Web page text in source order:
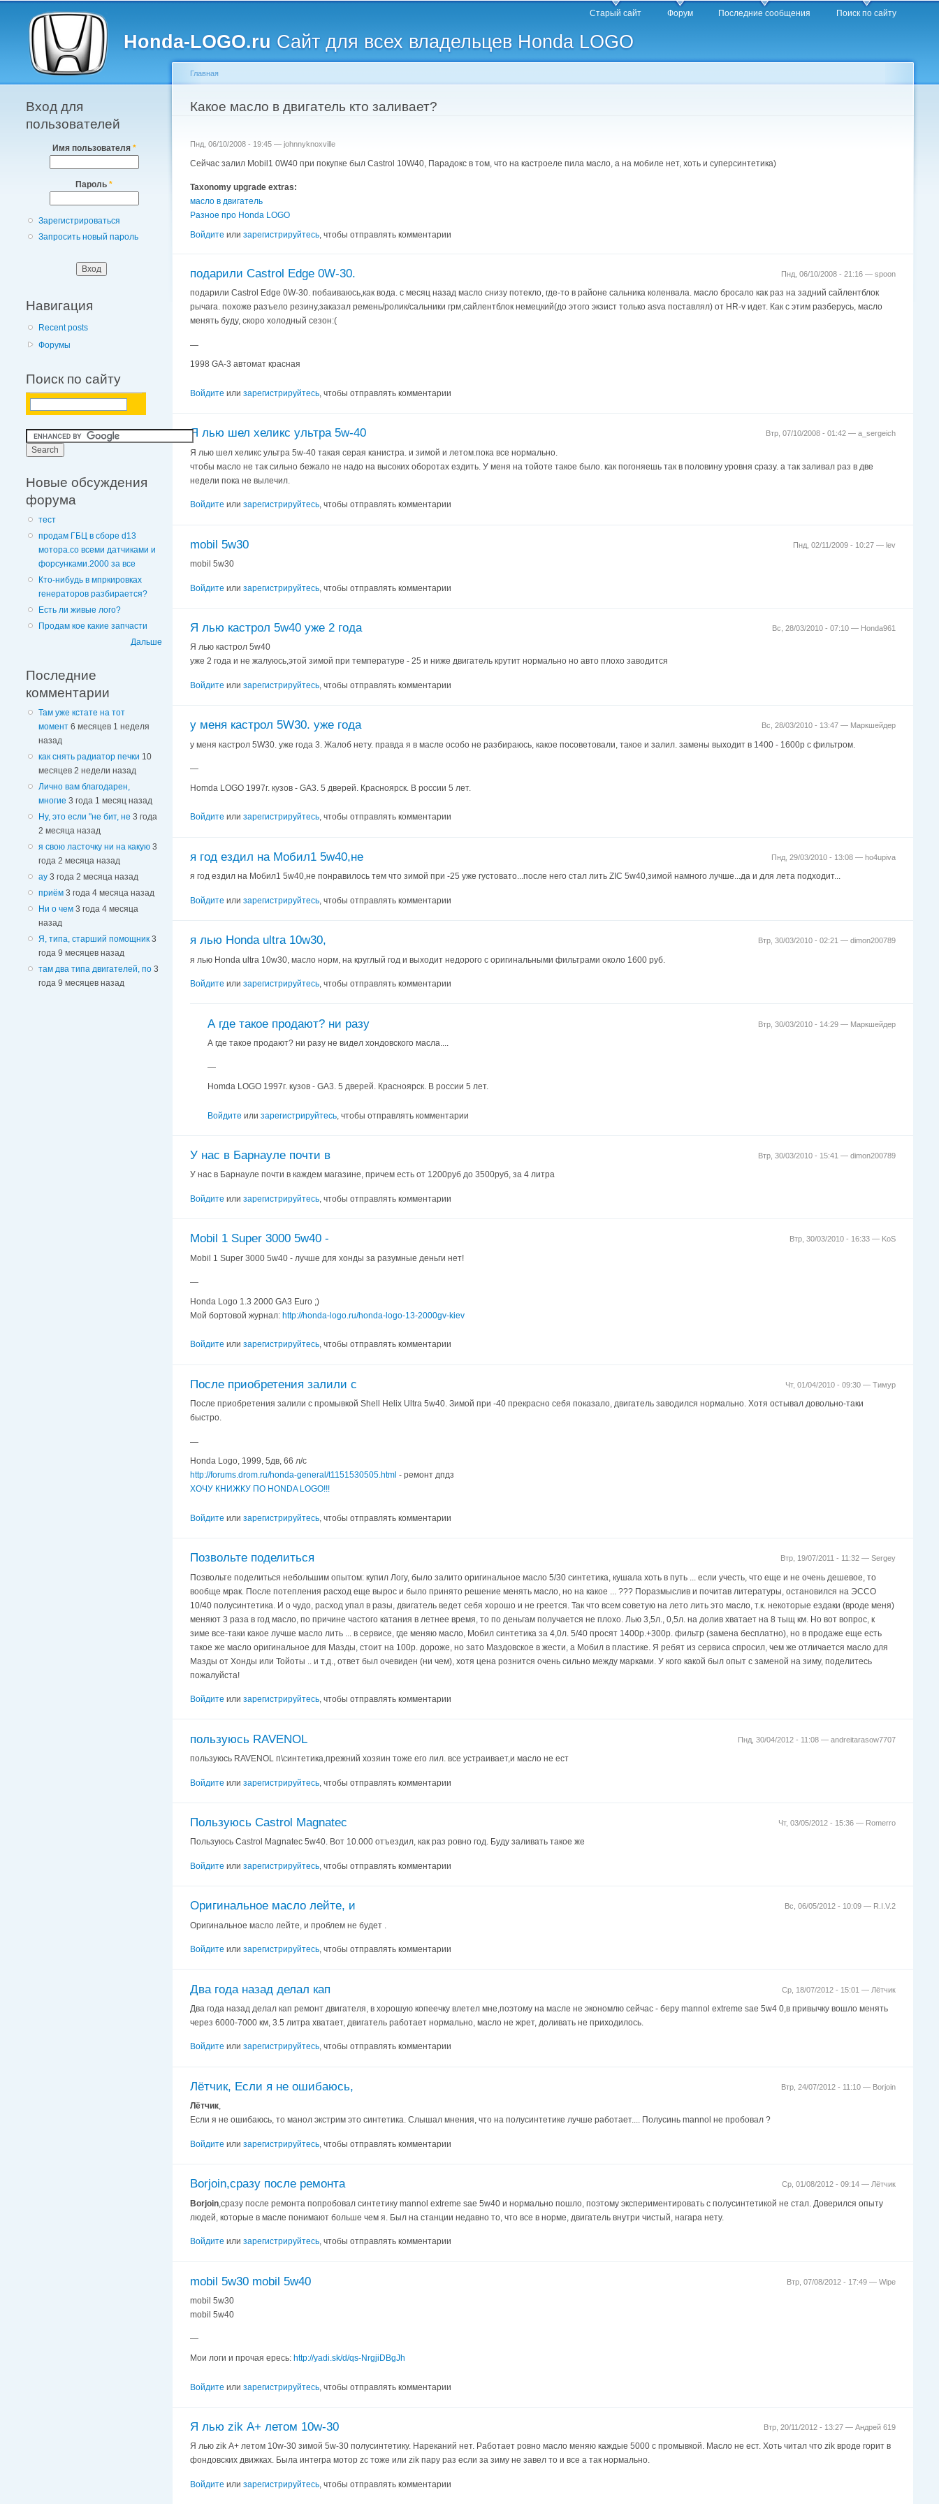
Honda-LOGO.ru Сайт для всех владельцев Honda LOGO
Главное меню Старый сайт Форум Последние сообщения Поиск по сайту
Вход для
пользователей
Имя пользователя *
Пароль *
Зарегистрироваться
Запросить новый пароль
Навигация
Recent posts
Форумы
Поиск по сайту
Новые обсуждения
форума
тест
продам ГБЦ в сборе d13
мотора.со всеми датчиками и
форсунками.2000 за все
Кто-нибудь в мпркировках
генераторов разбирается?
Есть ли живые лого?
Продам кое какие запчасти
Дальше
Последние
комментарии
Там уже кстате на тот
момент 6 месяцев 1 неделя
назад
как снять радиатор печки 10
месяцев 2 недели назад
Лично вам благодарен,
многие 3 года 1 месяц назад
Ну, это если "не бит, не 3 года
2 месяца назад
я свою ласточку ни на какую 3
года 2 месяца назад
ау 3 года 2 месяца назад
приём 3 года 4 месяца назад
Ни о чем 3 года 4 месяца
назад
Я, типа, старший помощник 3
года 9 месяцев назад
там два типа двигателей, по 3
года 9 месяцев назад
Вы здесь
Главная
Какое масло в двигатель кто заливает?
Пнд, 06/10/2008 - 19:45 — johnnyknoxville
Сейчас залил Mobil1 0W40 при покупке был Castrol 10W40, Парадокс в том, что на кастроеле пила масло, а на мобиле нет, хоть и суперсинтетика)
Taxonomy upgrade extras:
масло в двигатель
Разное про Honda LOGO
Войдите или зарегистрируйтесь , чтобы отправлять комментарии
Пнд, 06/10/2008 - 21:16 — spoon
подарили Castrol Edge 0W-30.
подарили Castrol Edge 0W-30. побаиваюсь,как вода. с месяц назад масло снизу потекло, где-то в районе сальника коленвала. масло бросало как раз на задний сайлентблок
рычага. похоже разъело резину,заказал ремень/ролик/сальники грм,сайлентблок немецкий(до этого экзист только asva поставлял) от HR-v идет. Как с этим разберусь, масло
менять буду, скоро холодный сезон:(
—
1998 GA-3 автомат красная
Войдите или зарегистрируйтесь, чтобы отправлять комментарии
Втр, 07/10/2008 - 01:42 — a_sergeich
Я лью шел хеликс ультра 5w-40
Я лью шел хеликс ультра 5w-40 такая серая канистра. и зимой и летом.пока все нормально.
чтобы масло не так сильно бежало не надо на высоких оборотах ездить. У меня на тойоте такое было. как погоняешь так в половину уровня сразу. а так заливал раз в две
недели пока не вылечил.
Войдите или зарегистрируйтесь, чтобы отправлять комментарии
Пнд, 02/11/2009 - 10:27 — lev
mobil 5w30
mobil 5w30
Войдите или зарегистрируйтесь , чтобы отправлять комментарии
Вс, 28/03/2010 - 07:10 — Honda961
Я лью кастрол 5w40 уже 2 года
Я лью кастрол 5w40
уже 2 года и не жалуюсь,этой зимой при температуре - 25 и ниже двигатель крутит нормально но авто плохо заводится
Войдите или зарегистрируйтесь, чтобы отправлять комментарии
Вс, 28/03/2010 - 13:47 — Маркшейдер
у меня кастрол 5W30. уже года
у меня кастрол 5W30. уже года 3. Жалоб нету. правда я в масле особо не разбираюсь, какое посоветовали, такое и залил. замены выходит в 1400 - 1600р с фильтром.
—
Homda LOGO 1997г. кузов - GA3. 5 дверей. Красноярск. В россии 5 лет.
Войдите или зарегистрируйтесь, чтобы отправлять комментарии
Пнд, 29/03/2010 - 13:08 — ho4upiva
я год ездил на Мобил1 5w40,не
я год ездил на Мобил1 5w40,не понравилось тем что зимой при -25 уже густовато...после него стал лить ZIC 5w40,зимой намного лучше...да и для лета подходит...
Войдите или зарегистрируйтесь , чтобы отправлять комментарии
Втр, 30/03/2010 - 02:21 — dimon200789
я лью Honda ultra 10w30,
я лью Honda ultra 10w30, масло норм, на круглый год и выходит недорого с оригинальными фильтрами около 1600 руб.
Войдите или зарегистрируйтесь, чтобы отправлять комментарии
Втр, 30/03/2010 - 14:29 — Маркшейдер
А где такое продают? ни разу
А где такое продают? ни разу не видел хондовского масла....
—
Homda LOGO 1997г. кузов - GA3. 5 дверей. Красноярск. В россии 5 лет.
Войдите или зарегистрируйтесь , чтобы отправлять комментарии
Втр, 30/03/2010 - 15:41 — dimon200789
У нас в Барнауле почти в
У нас в Барнауле почти в каждем магазине, причем есть от 1200руб до 3500руб, за 4 литра
Войдите или зарегистрируйтесь, чтобы отправлять комментарии
Втр, 30/03/2010 - 16:33 — KoS
Mobil 1 Super 3000 5w40 -
Mobil 1 Super 3000 5w40 - лучше для хонды за разумные деньги нет!
—
Honda Logo 1.3 2000 GA3 Euro ;)
Мой бортовой журнал: http://honda-logo.ru/honda-logo-13-2000gv-kiev
Войдите или зарегистрируйтесь, чтобы отправлять комментарии
Чт, 01/04/2010 - 09:30 — Тимур
После приобретения залили с
После приобретения залили с промывкой Shell Helix Ultra 5w40. Зимой при -40 прекрасно себя показало, двигатель заводился нормально. Хотя остывал довольно-таки
быстро.
—
Honda Logo, 1999, 5дв, 66 л/с
http://forums.drom.ru/honda-general/t1151530505.html - ремонт дпдз
ХОЧУ КНИЖКУ ПО HONDA LOGO!!!
Войдите или зарегистрируйтесь, чтобы отправлять комментарии
Втр, 19/07/2011 - 11:32 — Sergey
Позвольте поделиться
Позвольте поделиться небольшим опытом: купил Логу, было залито оригинальное масло 5/30 синтетика, кушала хоть в путь ... если учесть, что еще и не очень дешевое, то
вообще мрак. После потепления расход еще вырос и было принято решение менять масло, но на какое ... ??? Поразмыслив и почитав литературы, остановился на ЭССО
10/40 полусинтетика. И о чудо, расход упал в разы, двигатель ведет себя хорошо и не греется. Так что всем советую на лето лить это масло, т.к. некоторые ездаки (вроде меня)
меняют 3 раза в год масло, по причине частого катания в летнее время, то по деньгам получается не плохо. Лью 3,5л., 0,5л. на долив хватает на 8 тыщ км. Но вот вопрос, к
зиме все-таки какое лучше масло лить ... в сервисе, где меняю масло, Мобил синтетика за 4,0л. 5/40 просят 1400р.+300р. фильтр (замена бесплатно), но в продаже еще есть
такое же масло оригинальное для Мазды, стоит на 100р. дороже, но зато Маздовское в жести, а Мобил в пластике. Я ребят из сервиса спросил, чем же отличается масло для
Мазды от Хонды или Тойоты .. и т.д., ответ был очевиден (ни чем), хотя цена рознится очень сильно между марками. У кого какой был опыт с заменой на зиму, поделитесь
пожалуйста!
Войдите или зарегистрируйтесь, чтобы отправлять комментарии
Пнд, 30/04/2012 - 11:08 — andreitarasow7707
пользуюсь RAVENOL
пользуюсь RAVENOL п\синтетика,прежний хозяин тоже его лил. все устраивает,и масло не ест
Войдите или зарегистрируйтесь , чтобы отправлять комментарии
Чт, 03/05/2012 - 15:36 — Romerro
Пользуюсь Castrol Magnatec
Пользуюсь Castrol Magnatec 5w40. Вот 10.000 отъездил, как раз ровно год. Буду заливать такое же
Войдите или зарегистрируйтесь, чтобы отправлять комментарии
Вс, 06/05/2012 - 10:09 — R.I.V.2
Оригинальное масло лейте, и
Оригинальное масло лейте, и проблем не будет .
Войдите или зарегистрируйтесь, чтобы отправлять комментарии
Ср, 18/07/2012 - 15:01 — Лётчик
Два года назад делал кап
Два года назад делал кап ремонт двигателя, в хорошую копеечку влетел мне,поэтому на масле не экономлю сейчас - беру mannol extreme sae 5w4 0,в привычку вошло менять
через 6000-7000 км, 3.5 литра хватает, двигатель работает нормально, масло не жрет, доливать не приходилось.
Войдите или зарегистрируйтесь, чтобы отправлять комментарии
Втр, 24/07/2012 - 11:10 — Borjoin
Лётчик, Если я не ошибаюсь,
Лётчик,
Если я не ошибаюсь, то манол экстрим это синтетика. Слышал мнения, что на полусинтетике лучше работает.... Полусинь mannol не пробовал ?
Войдите или зарегистрируйтесь, чтобы отправлять комментарии
Ср, 01/08/2012 - 09:14 — Лётчик
Borjoin,сразу после ремонта
Borjoin ,сразу после ремонта попробовал синтетику mannol extreme sae 5w40 и нормально пошло, поэтому экспериментировать с полусинтетикой не стал. Доверился опыту
людей, которые в масле понимают больше чем я. Был на станции недавно то, что все в норме, двигатель внутри чистый, нагара нету.
Войдите или зарегистрируйтесь, чтобы отправлять комментарии
Втр, 07/08/2012 - 17:49 — Wipe
mobil 5w30 mobil 5w40
mobil 5w30
mobil 5w40
—
Мои логи и прочая ересь: http://yadi.sk/d/qs-NrgjiDBgJh
Войдите или зарегистрируйтесь , чтобы отправлять комментарии
Втр, 20/11/2012 - 13:27 — Андрей 619
Я лью zik А+ летом 10w-30
Я лью zik А+ летом 10w-30 зимой 5w-30 полусинтетику. Нареканий нет. Работает ровно масло меняю каждые 5000 с промывкой. Масло не ест. Хоть читал что zik вроде горит в
фондовских движках. Была интегра мотор zc тоже или zik пару раз если за зиму не завел то и все а так нормально.
Войдите или зарегистрируйтесь, чтобы отправлять комментарии